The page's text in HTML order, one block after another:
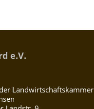
e.V.
Landwirtschaftskammer